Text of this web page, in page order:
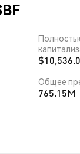
Общее
765.15M